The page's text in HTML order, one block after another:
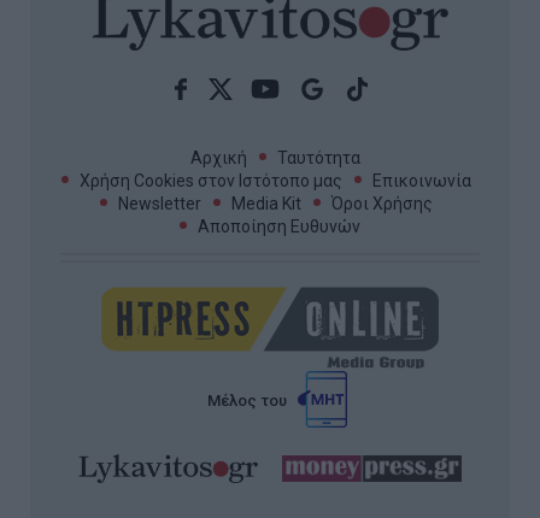
Αρχική
Ταυτότητα
Χρήση Cookies στον Ιστότοπο μας
Επικοινωνία
Newsletter
Media Kit
Όροι Χρήσης
Αποποίηση Ευθυνών
Μέλος του